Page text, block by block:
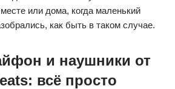
или дома, когда маленький
как быть в таком случае.
и наушники от
всё просто